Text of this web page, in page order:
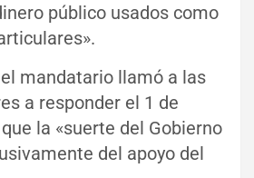
público usados como
mandatario llamó a las
a responder el 1 de
la «suerte del Gobierno
del apoyo del